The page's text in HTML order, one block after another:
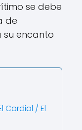
se debe
de
su encanto
Cordial / El